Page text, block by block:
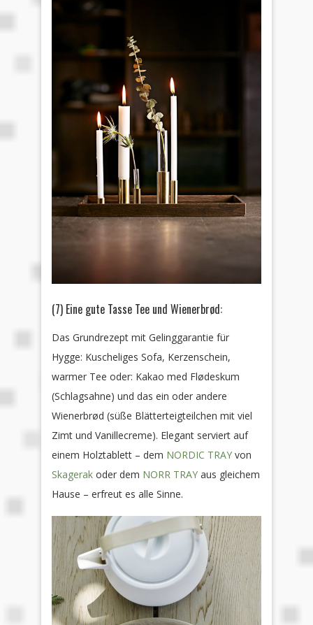
(7) Eine gute Tasse Tee und Wienerbrød:
Das Grundrezept mit Gelinggarantie für
Hygge: Kuscheliges Sofa, Kerzenschein,
warmer Tee oder: Kakao med Flødeskum
(Schlagsahne) und das ein oder andere
Wienerbrød (süße Blätterteigteilchen mit viel
Zimt und Vanillecreme). Elegant serviert auf
einem Holztablett – dem NORDIC TRAY von
Skagerak oder dem NORR TRAY aus gleichem
Hause – erfreut es alle Sinne.